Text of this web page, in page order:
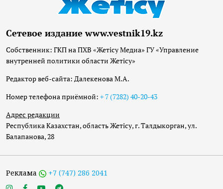
Сетевое издание www.vestnik19.kz
Собственник: ГКП на ПХВ «Жетісу Медиа» ГУ «Управление
внутренней политики области Жетісу»
Редактор веб-сайта: Далекенова М.А.
Номер телефона приёмной: + 7 (7282) 40-20-43
Адрес редакции
Республика Казахстан, область Жетісу, г. Талдыкорган, ул.
Балапанова, 28
Реклама +7 (747) 286 2041